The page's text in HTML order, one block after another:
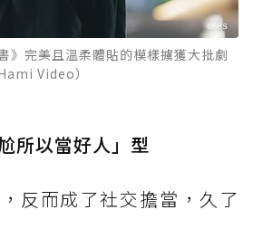
》完美且溫柔體貼的模樣擄獲大批劇
Video）
所以當好人」型
反而成了社交擔當，久了